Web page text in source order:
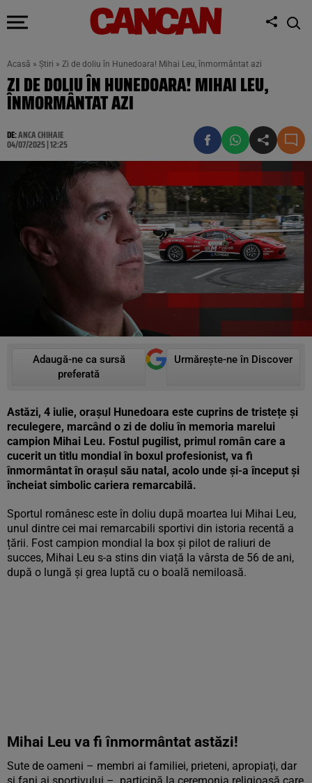
Acasă » Știri » Zi de doliu în Hunedoara! Mihai Leu, înmormântat azi
ZI DE DOLIU ÎN HUNEDOARA! MIHAI LEU,
ÎNMORMÂNTAT AZI
DE:ANCA CHIHAIE
04/07/2025 | 12:25
Adaugă-ne ca sursă
preferată
Urmărește-ne în Discover
Astăzi, 4 iulie, orașul Hunedoara este cuprins de tristețe și
reculegere, marcând o zi de doliu în memoria marelui
campion Mihai Leu. Fostul pugilist, primul român care a
cucerit un titlu mondial în boxul profesionist, va fi
înmormântat în orașul său natal, acolo unde și-a început și
încheiat simbolic cariera remarcabilă.
Sportul românesc este în doliu după moartea lui Mihai Leu,
unul dintre cei mai remarcabili sportivi din istoria recentă a
țării. Fost campion mondial la box și pilot de raliuri de
succes, Mihai Leu s-a stins din viață la vârsta de 56 de ani,
după o lungă și grea luptă cu o boală nemiloasă.
Mihai Leu va fi înmormântat astăzi!
Sute de oameni – membri ai familiei, prieteni, apropiați, dar